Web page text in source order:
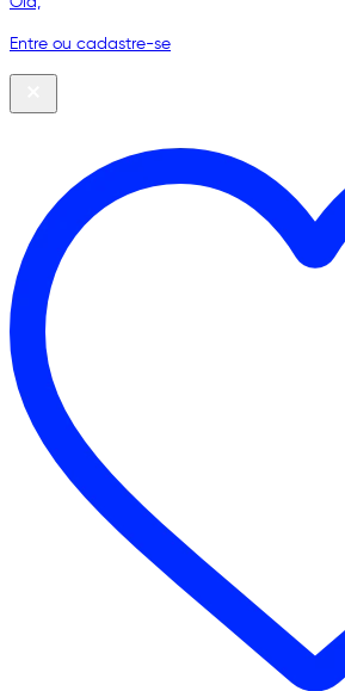
Entre ou cadastre-se